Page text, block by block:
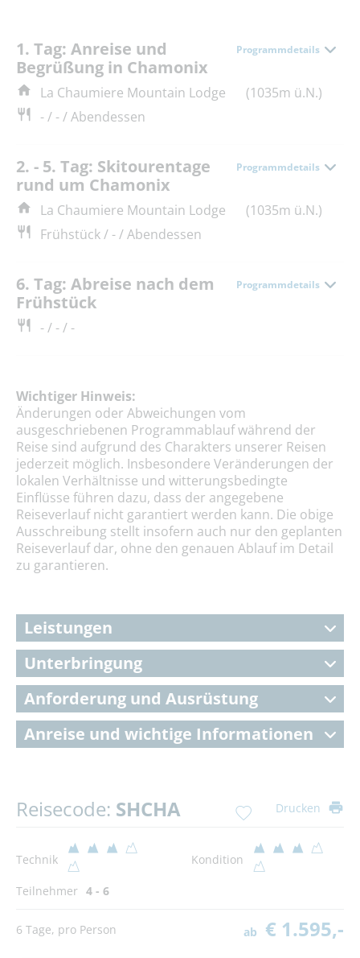
1. Tag: Anreise und
Begrüßung in Chamonix
Programmdetails
La Chaumiere Mountain Lodge
(1035m ü.N.)
- / - / Abendessen
2. - 5. Tag: Skitourentage
rund um Chamonix
Programmdetails
La Chaumiere Mountain Lodge
(1035m ü.N.)
Frühstück / - / Abendessen
6. Tag: Abreise nach dem
Frühstück
Programmdetails
- / - / -
Wichtiger Hinweis:
Änderungen oder Abweichungen vom
ausgeschriebenen Programmablauf während der
Reise sind aufgrund des Charakters unserer Reisen
jederzeit möglich. Insbesondere Veränderungen der
lokalen Verhältnisse und witterungsbedingte
Einflüsse führen dazu, dass der angegebene
Reiseverlauf nicht garantiert werden kann. Die obige
Ausschreibung stellt insofern auch nur den geplanten
Reiseverlauf dar, ohne den genauen Ablauf im Detail
zu garantieren.
Leistungen
Unterbringung
Anforderung und Ausrüstung
Anreise und wichtige Informationen
Reisecode: SHCHA Drucken
Technik Kondition
Teilnehmer 4 - 6
6 Tage, pro Person ab € 1.595,-